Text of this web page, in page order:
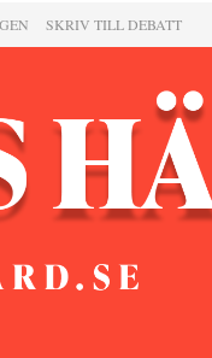
SKRIV TILL DEBATT